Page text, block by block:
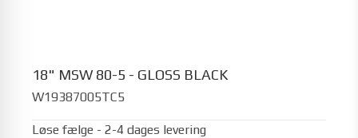
18" MSW 80-5 - GLOSS BLACK
W19387005TC5
Løse fælge - 2-4 dages levering